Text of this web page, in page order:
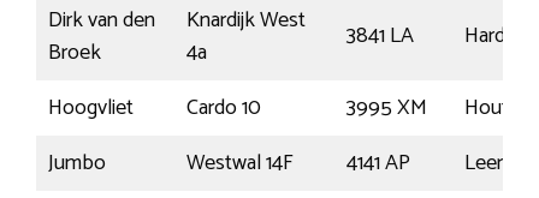
Dirk van den
Broek
Knardijk West
4a
3841 LA
Hoogvliet
Cardo 10 3995 XM
Houten
Jumbo
Westwal 14F 4141 AP Leerdam